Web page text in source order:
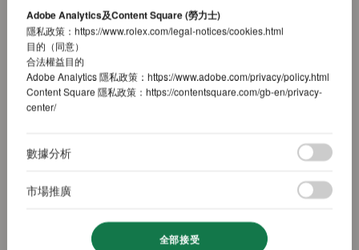
Adobe Analytics及Content Square (勞力士)
隱私政策： https://www.rolex.com/legal-notices/cookies.html
目的（同意）
合法權益目的
Adobe Analytics 隱私政策： https://www.adobe.com/privacy/policy.html
Content Square 隱私政策： https://contentsquare.com/gb-en/privacy-
center/
數據分析
市場推廣
全部接受